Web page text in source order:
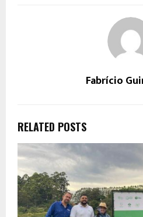
Fabrício
RELATED POSTS